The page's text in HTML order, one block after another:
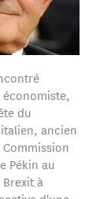
du
ancien
Pékin au
à